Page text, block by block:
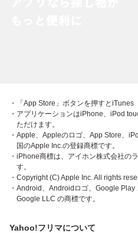
・「App Store」ボタンを押すとiTunes
・アプリケーションはiPhone、iPod
ただけます。
・Apple、Appleのロゴ、App Store、
国のApple Inc.の登録商標です。
・iPhone商標は、アイホン株式会社の
す。
・Copyright (C) Apple Inc. All rights
・Android、Androidロゴ、Google Play
Google LLC の商標です。
Yahoo!フリマについて